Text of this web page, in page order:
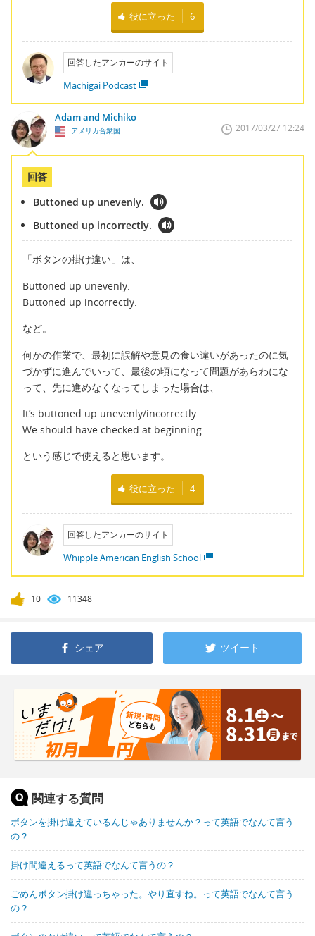
役に立った 6
回答したアンカーのサイト
Machigai Podcast
Adam and Michiko
アメリカ合衆国 2017/03/27 12:24
回答
Buttoned up unevenly.
Buttoned up incorrectly.
「ボタンの掛け違い」は、
Buttoned up unevenly.
Buttoned up incorrectly.
など。
何かの作業で、最初に誤解や意見の食い違いがあったのに気
づかずに進んでいって、最後の頃になって問題があらわにな
って、先に進めなくなってしまった場合は、
It’s buttoned up unevenly/incorrectly.
We should have checked at beginning.
という感じで使えると思います。
役に立った 4
回答したアンカーのサイト
Whipple American English School
10 11348
シェア ツイート
関連する質問
ボタンを掛け違えているんじゃありませんか？って英語でなんて言う
の？
掛け間違えるって英語でなんて言うの？
ごめんボタン掛け違っちゃった。やり直すね。って英語でなんて言う
の？